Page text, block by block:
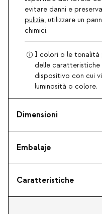
evitare danni e
pulizia, utilizzare un
chimici.
I colori o le tonalità
delle caratteristiche
dispositivo con cui
luminosità o colore.
Dimensioni
Embalaje
Caratteristiche